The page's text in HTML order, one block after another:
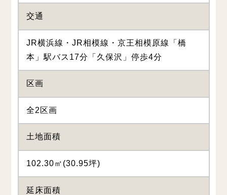
交通
JR横浜線・JR相模線・京王相模原線「橋
本」駅バス17分「久保沢」停歩4分
区画
全2区画
土地面積
102.30㎡(30.95坪)
延床面積